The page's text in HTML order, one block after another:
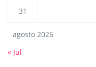
agosto 2026
31
« Jul